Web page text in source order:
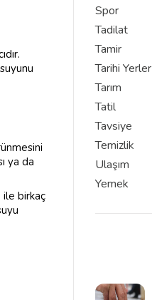
ya da
ile birkaç
Spor
Tadilat
Tamir
Tarihi Yerler
Tarım
Tatil
Tavsiye
Temizlik
Ulaşım
Yemek